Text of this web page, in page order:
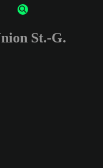
St.-G.